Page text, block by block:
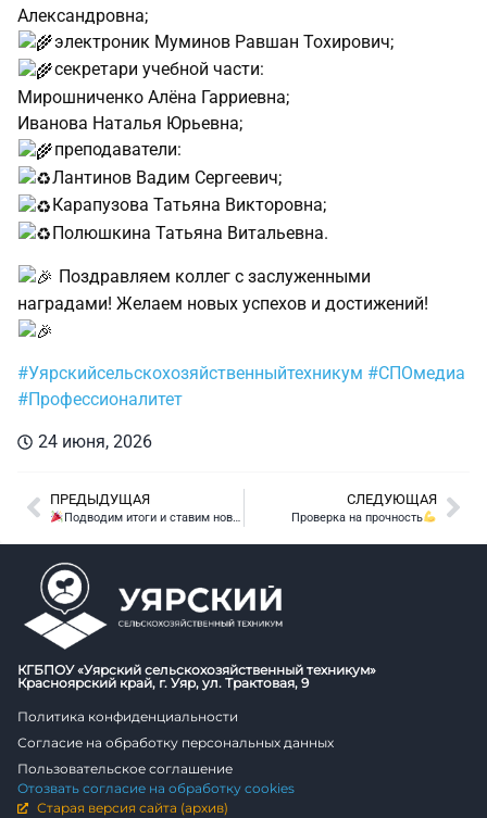
Александровна;
электроник Муминов Равшан Тохирович;
секретари учебной части:
Мирошниченко Алёна Гарриевна;
Иванова Наталья Юрьевна;
преподаватели:
Лантинов Вадим Сергеевич;
Карапузова Татьяна Викторовна;
Полюшкина Татьяна Витальевна.
Поздравляем коллег с заслуженными
наградами! Желаем новых успехов и достижений!
#Уярскийсельскохозяйственныйтехникум #СПОмедиа
#Профессионалитет
24 июня, 2026
ПРЕДЫДУЩАЯ
Подводим итоги и ставим новые цели!
СЛЕДУЮЩАЯ
Проверка на прочность
КГБПОУ «Уярский сельскохозяйственный техникум»
Красноярский край, г. Уяр, ул. Трактовая, 9
Политика конфиденциальности
Согласие на обработку персональных данных
Пользовательское соглашение
Отозвать согласие на обработку cookies
Старая версия сайта (архив)